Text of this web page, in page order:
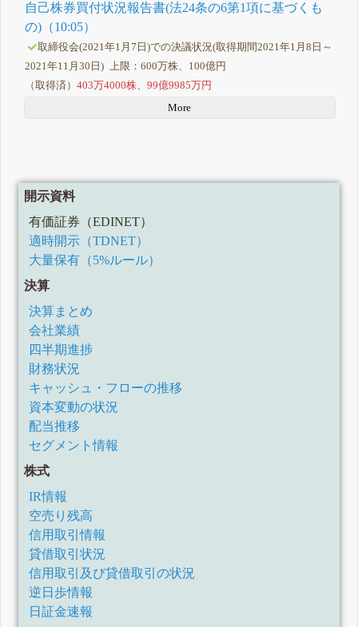
自己株券買付状況報告書(法24条の6第1項に基づくも
の)（10:05）
取締役会(2021年1月7日)での決議状況(取得期間2021年1月8日～
2021年11月30日) 上限：600万株、100億円
（取得済）403万4000株、99億9985万円
More
開示資料
有価証券（EDINET）
適時開示（TDNET）
大量保有（5%ルール）
決算
決算まとめ
会社業績
四半期進捗
財務状況
キャッシュ・フローの推移
資本変動の状況
配当推移
セグメント情報
株式
IR情報
空売り残高
信用取引情報
貸借取引状況
信用取引及び貸借取引の状況
逆日歩情報
日証金速報